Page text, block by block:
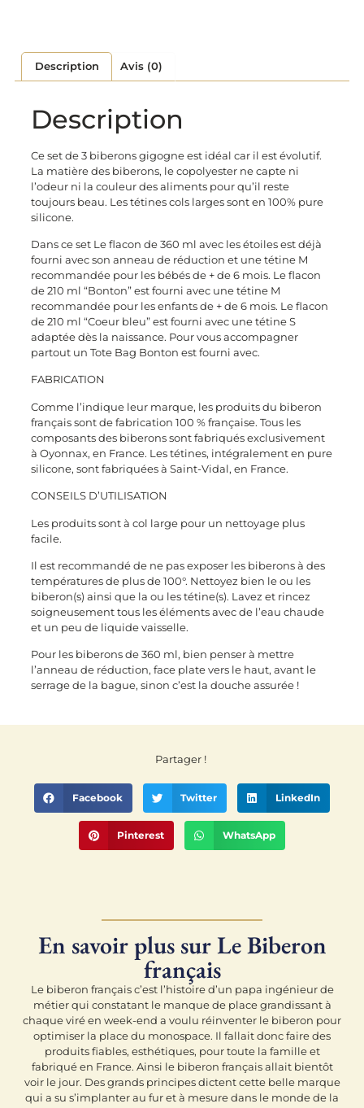
Description Avis (0)
Description
Ce set de 3 biberons gigogne est idéal car il est évolutif.
La matière des biberons, le copolyester ne capte ni
l’odeur ni la couleur des aliments pour qu’il reste
toujours beau. Les tétines cols larges sont en 100% pure
silicone.
Dans ce set Le flacon de 360 ml avec les étoiles est déjà
fourni avec son anneau de réduction et une tétine M
recommandée pour les bébés de + de 6 mois. Le flacon
de 210 ml “Bonton” est fourni avec une tétine M
recommandée pour les enfants de + de 6 mois. Le flacon
de 210 ml “Coeur bleu” est fourni avec une tétine S
adaptée dès la naissance. Pour vous accompagner
partout un Tote Bag Bonton est fourni avec.
FABRICATION
Comme l’indique leur marque, les produits du biberon
français sont de fabrication 100 % française. Tous les
composants des biberons sont fabriqués exclusivement
à Oyonnax, en France. Les tétines, intégralement en pure
silicone, sont fabriquées à Saint-Vidal, en France.
CONSEILS D’UTILISATION
Les produits sont à col large pour un nettoyage plus
facile.
Il est recommandé de ne pas exposer les biberons à des
températures de plus de 100°. Nettoyez bien le ou les
biberon(s) ainsi que la ou les tétine(s). Lavez et rincez
soigneusement tous les éléments avec de l’eau chaude
et un peu de liquide vaisselle.
Pour les biberons de 360 ml, bien penser à mettre
l’anneau de réduction, face plate vers le haut, avant le
serrage de la bague, sinon c’est la douche assurée !
Partager !
Facebook Twitter LinkedIn
Pinterest WhatsApp
En savoir plus sur Le Biberon
français
Le biberon français c’est l’histoire d’un papa ingénieur de
métier qui constatant le manque de place grandissant à
chaque viré en week-end a voulu réinventer le biberon pour
optimiser la place du monospace. Il fallait donc faire des
produits fiables, esthétiques, pour toute la famille et
fabriqué en France. Ainsi le biberon français allait bientôt
voir le jour. Des grands principes dictent cette belle marque
qui a su s’implanter au fur et à mesure dans le monde de la